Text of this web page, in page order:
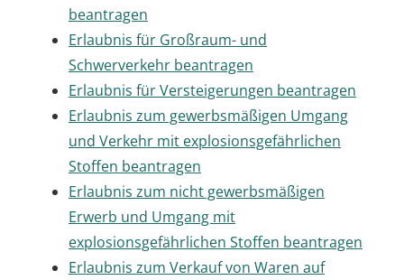
beantragen
Erlaubnis für Großraum- und
Schwerverkehr beantragen
Erlaubnis für Versteigerungen beantragen
Erlaubnis zum gewerbsmäßigen Umgang
und Verkehr mit explosionsgefährlichen
Stoffen beantragen
Erlaubnis zum nicht gewerbsmäßigen
Erwerb und Umgang mit
explosionsgefährlichen Stoffen beantragen
Erlaubnis zum Verkauf von Waren auf